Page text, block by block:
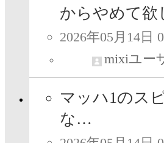
からやめて欲
2026年05月14日
mixiユー
マッハ1のス
な…